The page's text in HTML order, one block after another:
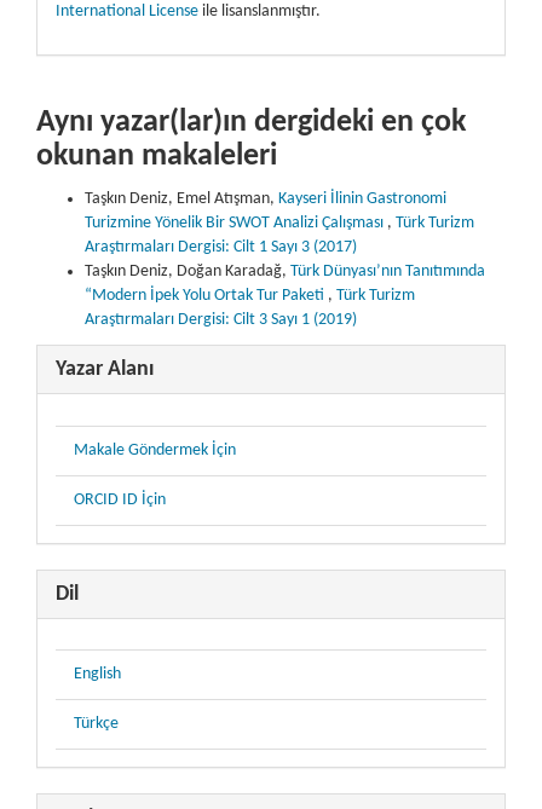
International License ile lisanslanmıştır.
Aynı yazar(lar)ın dergideki en çok
okunan makaleleri
Taşkın Deniz, Emel Atışman, Kayseri İlinin Gastronomi
Turizmine Yönelik Bir SWOT Analizi Çalışması , Türk Turizm
Araştırmaları Dergisi: Cilt 1 Sayı 3 (2017)
Taşkın Deniz, Doğan Karadağ, Türk Dünyası’nın Tanıtımında
“Modern İpek Yolu Ortak Tur Paketi , Türk Turizm
Araştırmaları Dergisi: Cilt 3 Sayı 1 (2019)
Yazar Alanı
Makale Göndermek İçin
ORCID ID İçin
Dil
English
Türkçe